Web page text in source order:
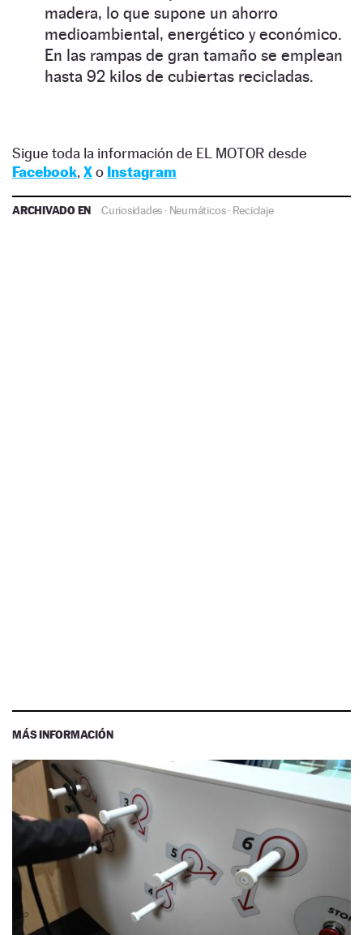
madera, lo que supone un ahorro
medioambiental, energético y económico.
En las rampas de gran tamaño se emplean
hasta 92 kilos de cubiertas recicladas.
Sigue toda la información de EL MOTOR desde
Facebook, Xo Instagram
ARCHIVADO EN Curiosidades · Neumáticos· Reciclaje
MÁS INFORMACIÓN